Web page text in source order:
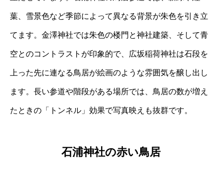
葉、雪景色など季節によって異なる背景が朱色を引き立
てます。金澤神社では朱色の楼門と神社建築、そして青
空とのコントラストが印象的で、広坂稲荷神社は石段を
上った先に連なる鳥居が絵画のような雰囲気を醸し出し
ます。長い参道や階段がある場所では、鳥居の数が増え
たときの「トンネル」効果で写真映えも抜群です。
石浦神社の赤い鳥居